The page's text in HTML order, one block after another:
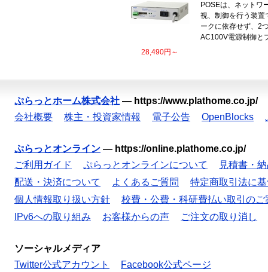
28,490円～
POSEは、ネットワ
視、制御を行う装置
ークに依存せず、2
AC100V電源制御と
ぷらっとホーム株式会社 — https://www.plathome.co.jp/
会社概要
株主・投資家情報 電子公告 OpenBlocks
ぷらっとオンライン — https://online.plathome.co.jp/
ご利用ガイド
ぷらっとオンラインについて
見積書・
配送・決済について
よくあるご質問
特定商取引法に
個人情報取り扱い方針
校費・公費・科研費払い取引のご
IPv6への取り組み
お客様からの声 ご注文の取り消し
ソーシャルメディア
Twitter公式アカウント
Facebook公式ページ